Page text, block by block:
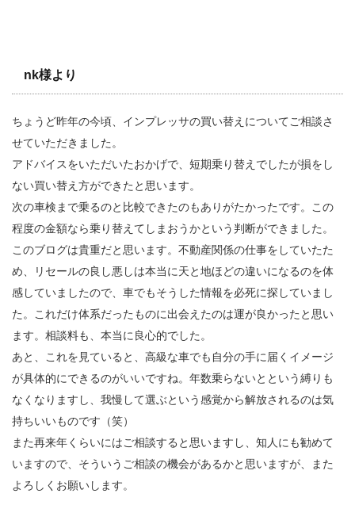
nk様より
ちょうど昨年の今頃、インプレッサの買い替えについてご相談さ
せていただきました。
アドバイスをいただいたおかげで、短期乗り替えでしたが損をし
ない買い替え方ができたと思います。
次の車検まで乗るのと比較できたのもありがたかったです。この
程度の金額なら乗り替えてしまおうかという判断ができました。
このブログは貴重だと思います。不動産関係の仕事をしていたた
め、リセールの良し悪しは本当に天と地ほどの違いになるのを体
感していましたので、車でもそうした情報を必死に探していまし
た。これだけ体系だったものに出会えたのは運が良かったと思い
ます。相談料も、本当に良心的でした。
あと、これを見ていると、高級な車でも自分の手に届くイメージ
が具体的にできるのがいいですね。年数乗らないとという縛りも
なくなりますし、我慢して選ぶという感覚から解放されるのは気
持ちいいものです（笑）
また再来年くらいにはご相談すると思いますし、知人にも勧めて
いますので、そういうご相談の機会があるかと思いますが、また
よろしくお願いします。